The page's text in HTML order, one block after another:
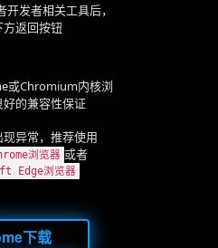
开发者相关工具后，
方返回按钮
或Chromium内核浏
好的兼容性保证
异常，推荐使用
浏览器 或者
Edge浏览器
下载